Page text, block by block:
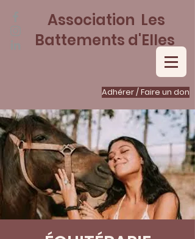
Adhérer / Faire un don
Association Les
Battements d'Elles